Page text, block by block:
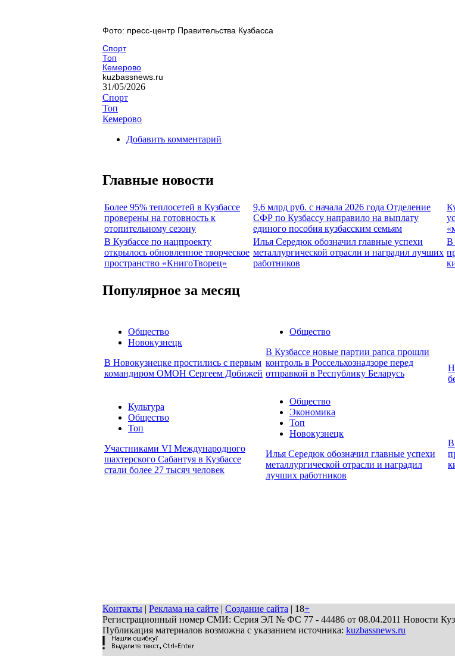
Фото: пресс-центр Правительства Кузбасса
Спорт
Топ
Кемерово
kuzbassnews.ru
31/05/2026
Спорт
Топ
Кемерово
Добавить комментарий
Главные новости
Более 95% теплосетей в Кузбассе
проверены на готовность к
отопительному сезону
9,6 млрд руб. с начала 2026 года Отделение
СФР по Кузбассу направило на выплату
единого пособия кузбасским семьям
В Кузбассе по нацпроекту
открылось обновленное творческое
пространство «КнигоТворец»
Илья Середюк обозначил главные успехи
металлургической отрасли и наградил лучших
работников
В
Популярное за месяц
Общество
Новокузнецк
В Новокузнецке простились с первым
командиром ОМОН Сергеем Добижей
Общество
В Кузбассе новые партии рапса прошли
контроль в Россельхознадзоре перед
отправкой в Республику Беларусь
Культура
Общество
Топ
Участниками VI Международного
шахтерского Сабантуя в Кузбассе
стали более 27 тысяч человек
Общество
Экономика
Топ
Новокузнецк
Илья Середюк обозначил главные успехи
металлургической отрасли и наградил
лучших работников
В
Контакты | Реклама на сайте | Создание сайта | 18+
Регистрационный номер СМИ: Серия ЭЛ № ФС 77 - 44486 от 08.04.2011 Новости
Публикация материалов возможна с указанием источника: kuzbassnews.ru